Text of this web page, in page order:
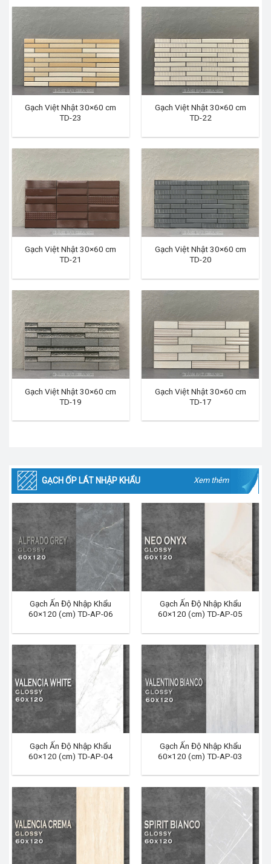
Gạch Việt Nhật 30×60 cm
TD-23
Gạch Việt Nhật 30×60 cm
TD-22
Gạch Việt Nhật 30×60 cm
TD-21
Gạch Việt Nhật 30×60 cm
TD-20
Gạch Việt Nhật 30×60 cm
TD-19
Gạch Việt Nhật 30×60 cm
TD-17
GẠCH ỐP LÁT NHẬP KHẨU Xem thêm
Gạch Ấn Độ Nhập Khẩu
60×120 (cm) TD-AP-06
Gạch Ấn Độ Nhập Khẩu
60×120 (cm) TD-AP-05
Gạch Ấn Độ Nhập Khẩu
60×120 (cm) TD-AP-04
Gạch Ấn Độ Nhập Khẩu
60×120 (cm) TD-AP-03